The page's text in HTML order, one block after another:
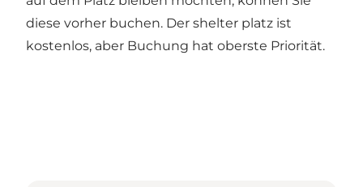
diese vorher buchen. Der shelter platz ist
kostenlos, aber Buchung hat oberste Priorität.